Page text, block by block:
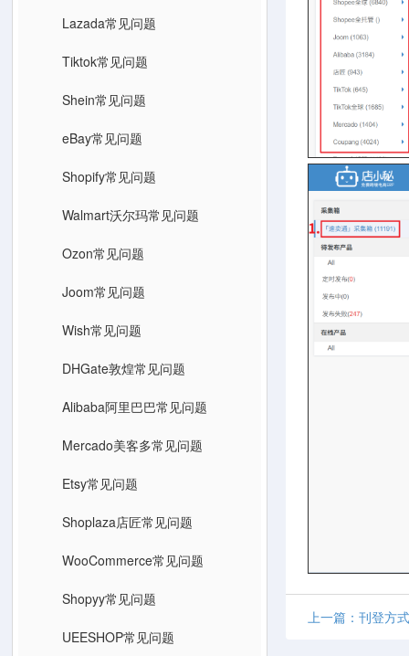
Lazada常见问题
Tiktok常见问题
Shein常见问题
eBay常见问题
Shopify常见问题
Walmart沃尔玛常见问题
Ozon常见问题
Joom常见问题
Wish常见问题
DHGate敦煌常见问题
Alibaba阿里巴巴常见问题
Mercado美客多常见问题
Etsy常见问题
Shoplaza店匠常见问题
WooCommerce常见问题
Shopyy常见问题
UEESHOP常见问题
上一篇：刊登方